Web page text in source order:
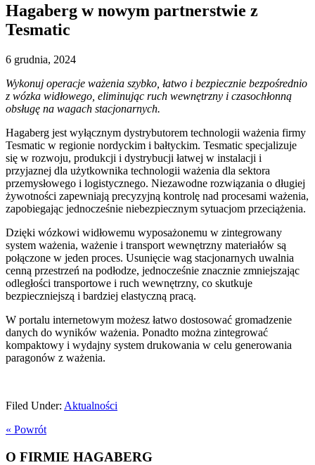
Hagaberg w nowym partnerstwie z
Tesmatic
6 grudnia, 2024
Wykonuj operacje ważenia szybko, łatwo i bezpiecznie bezpośrednio
z wózka widłowego, eliminując ruch wewnętrzny i czasochłonną
obsługę na wagach stacjonarnych.
Hagaberg jest wyłącznym dystrybutorem technologii ważenia firmy
Tesmatic w regionie nordyckim i bałtyckim. Tesmatic specjalizuje
się w rozwoju, produkcji i dystrybucji łatwej w instalacji i
przyjaznej dla użytkownika technologii ważenia dla sektora
przemysłowego i logistycznego. Niezawodne rozwiązania o długiej
żywotności zapewniają precyzyjną kontrolę nad procesami ważenia,
zapobiegając jednocześnie niebezpiecznym sytuacjom przeciążenia.
Dzięki wózkowi widłowemu wyposażonemu w zintegrowany
system ważenia, ważenie i transport wewnętrzny materiałów są
połączone w jeden proces. Usunięcie wag stacjonarnych uwalnia
cenną przestrzeń na podłodze, jednocześnie znacznie zmniejszając
odległości transportowe i ruch wewnętrzny, co skutkuje
bezpieczniejszą i bardziej elastyczną pracą.
W portalu internetowym możesz łatwo dostosować gromadzenie
danych do wyników ważenia. Ponadto można zintegrować
kompaktowy i wydajny system drukowania w celu generowania
paragonów z ważenia.
Filed Under: Aktualności
« Powrót
O FIRMIE HAGABERG